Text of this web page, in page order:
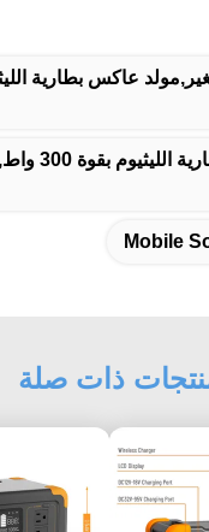
عاكس بطارية
ليتيم للتخييم,مولد " لايف بو 4 " للسيارات الشمسية
Mobile
ذات صلة